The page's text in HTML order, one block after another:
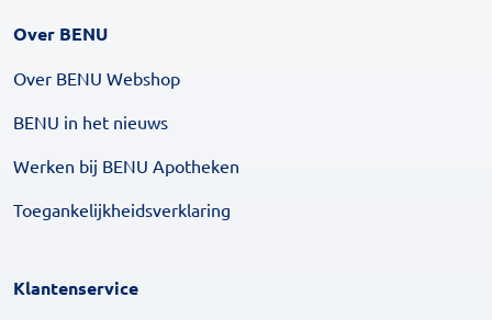
Over BENU
Over BENU Webshop
BENU in het nieuws
Werken bij BENU Apotheken
Toegankelijkheidsverklaring
Klantenservice